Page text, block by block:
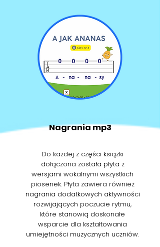
Nagrania mp3
Do każdej z części książki
dołączona została płyta z
wersjami wokalnymi wszystkich
piosenek. Płyta zawiera również
nagrania dodatkowych aktywności
rozwijających poczucie rytmu,
które stanowią doskonałe
wsparcie dla kształtowania
umiejętności muzycznych uczniów.